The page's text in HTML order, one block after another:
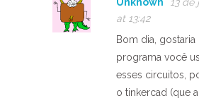
at 13:42
Bom dia, gostaria
programa você
esses circuitos,
o tinkercad (que